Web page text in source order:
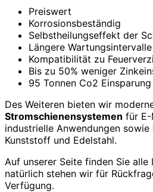
Preiswert
Korrosionsbeständig
Selbstheilungseffekt der
Längere Wartungsintervalle
Kompatibilität zu
Bis zu 50% weniger
95 Tonnen Co2
Des Weiteren bieten wir
Stromschienensystemen für
industrielle Anwendungen sowie
Kunststoff und Edelstahl.
Auf unserer Seite finden Sie
natürlich stehen wir für
Verfügung.